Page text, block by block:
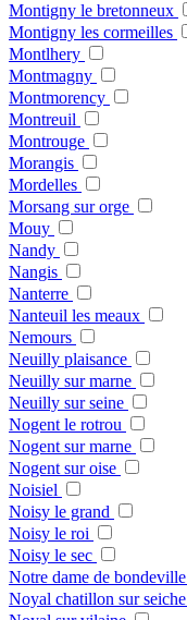
Montigny le bretonneux
Montigny les cormeilles
Montlhery
Montmagny
Montmorency
Montreuil
Montrouge
Morangis
Mordelles
Morsang sur orge
Mouy
Nandy
Nangis
Nanterre
Nanteuil les meaux
Nemours
Neuilly plaisance
Neuilly sur marne
Neuilly sur seine
Nogent le rotrou
Nogent sur marne
Nogent sur oise
Noisiel
Noisy le grand
Noisy le roi
Noisy le sec
Notre dame de bondeville
Noyal chatillon sur seiche